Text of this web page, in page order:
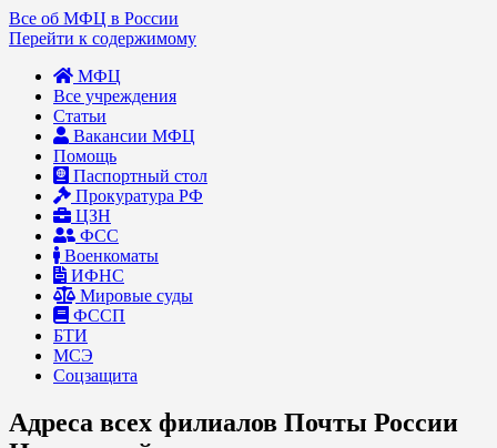
Все об МФЦ в России
Перейти к содержимому
МФЦ
Все учреждения
Статьи
Вакансии МФЦ
Помощь
Паспортный стол
Прокуратура РФ
ЦЗН
ФСС
Военкоматы
ИФНС
Мировые суды
ФССП
БТИ
МСЭ
Соцзащита
Адреса всех филиалов Почты России